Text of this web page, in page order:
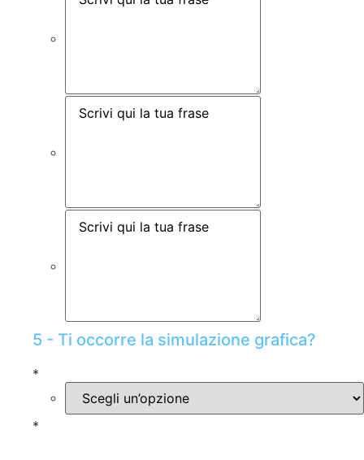
5 - Ti occorre la simulazione grafica?
*
*